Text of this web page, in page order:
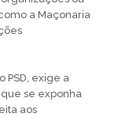
a Maçonaria
PSD, exige a
se exponha
aos